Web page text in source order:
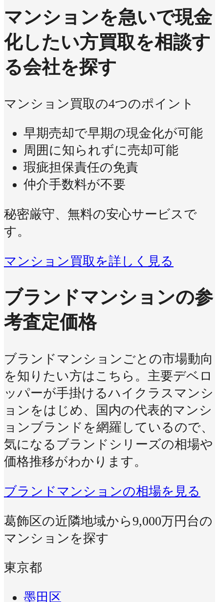
マンションを急いで現金
化したい方買取を相談す
る会社を探す
マンション買取の4つのポイント
早期売却で早期の現金化が可能
周囲に知られずに売却可能
瑕疵担保責任の免責
仲介手数料が不要
秘密厳守、無料の安心サービスで
す。
マンション買取を詳しく見る
ブランドマンションの参
考査定価格
ブランドマンションごとの市場動向
を知りたい方はこちら。主要デベロ
ッパーが手掛けるハイクラスマンシ
ョンをはじめ、国内の代表的マンシ
ョンブランドを網羅しているので、
気になるブランドシリーズの相場や
価格推移がわかります。
ブランドマンションの相場を見る
葛飾区の近隣地域から9,000万円台の
マンションを探す
東京都
墨田区